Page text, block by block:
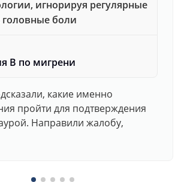
игнорируя регулярные
боли
В по мигрени
какие именно
пройти для подтверждения
Направили жалобу,
осмотра и списания в